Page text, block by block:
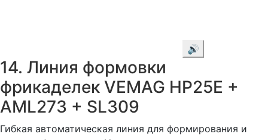
🔊
14. Линия формовки
фрикаделек VEMAG HP25E +
AML273 + SL309
Гибкая автоматическая линия для формирования и